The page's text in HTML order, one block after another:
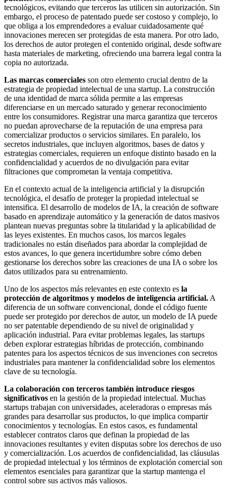
tecnológicos, evitando que terceros las utilicen sin autorización. Sin
embargo, el proceso de patentado puede ser costoso y complejo, lo
que obliga a los emprendedores a evaluar cuidadosamente qué
innovaciones merecen ser protegidas de esta manera. Por otro lado,
los derechos de autor protegen el contenido original, desde software
hasta materiales de marketing, ofreciendo una barrera legal contra la
copia no autorizada.
Las marcas comerciales son otro elemento crucial dentro de la
estrategia de propiedad intelectual de una startup. La construcción
de una identidad de marca sólida permite a las empresas
diferenciarse en un mercado saturado y generar reconocimiento
entre los consumidores. Registrar una marca garantiza que terceros
no puedan aprovecharse de la reputación de una empresa para
comercializar productos o servicios similares. En paralelo, los
secretos industriales, que incluyen algoritmos, bases de datos y
estrategias comerciales, requieren un enfoque distinto basado en la
confidencialidad y acuerdos de no divulgación para evitar
filtraciones que comprometan la ventaja competitiva.
En el contexto actual de la inteligencia artificial y la disrupción
tecnológica, el desafío de proteger la propiedad intelectual se
intensifica. El desarrollo de modelos de IA, la creación de software
basado en aprendizaje automático y la generación de datos masivos
plantean nuevas preguntas sobre la titularidad y la aplicabilidad de
las leyes existentes. En muchos casos, los marcos legales
tradicionales no están diseñados para abordar la complejidad de
estos avances, lo que genera incertidumbre sobre cómo deben
gestionarse los derechos sobre las creaciones de una IA o sobre los
datos utilizados para su entrenamiento.
Uno de los aspectos más relevantes en este contexto es la
protección de algoritmos y modelos de inteligencia artificial.A
diferencia de un software convencional, donde el código fuente
puede ser protegido por derechos de autor, un modelo de IA puede
no ser patentable dependiendo de su nivel de originalidad y
aplicación industrial. Para evitar problemas legales, las startups
deben explorar estrategias híbridas de protección, combinando
patentes para los aspectos técnicos de sus invenciones con secretos
industriales para mantener la confidencialidad sobre los elementos
clave de su tecnología.
La colaboración con terceros también introduce riesgos
significativos en la gestión de la propiedad intelectual. Muchas
startups trabajan con universidades, aceleradoras o empresas más
grandes para desarrollar sus productos, lo que implica compartir
conocimientos y tecnologías. En estos casos, es fundamental
establecer contratos claros que definan la propiedad de las
innovaciones resultantes y eviten disputas sobre los derechos de uso
y comercialización. Los acuerdos de confidencialidad, las cláusulas
de propiedad intelectual y los términos de explotación comercial son
elementos esenciales para garantizar que la startup mantenga el
control sobre sus activos más valiosos.